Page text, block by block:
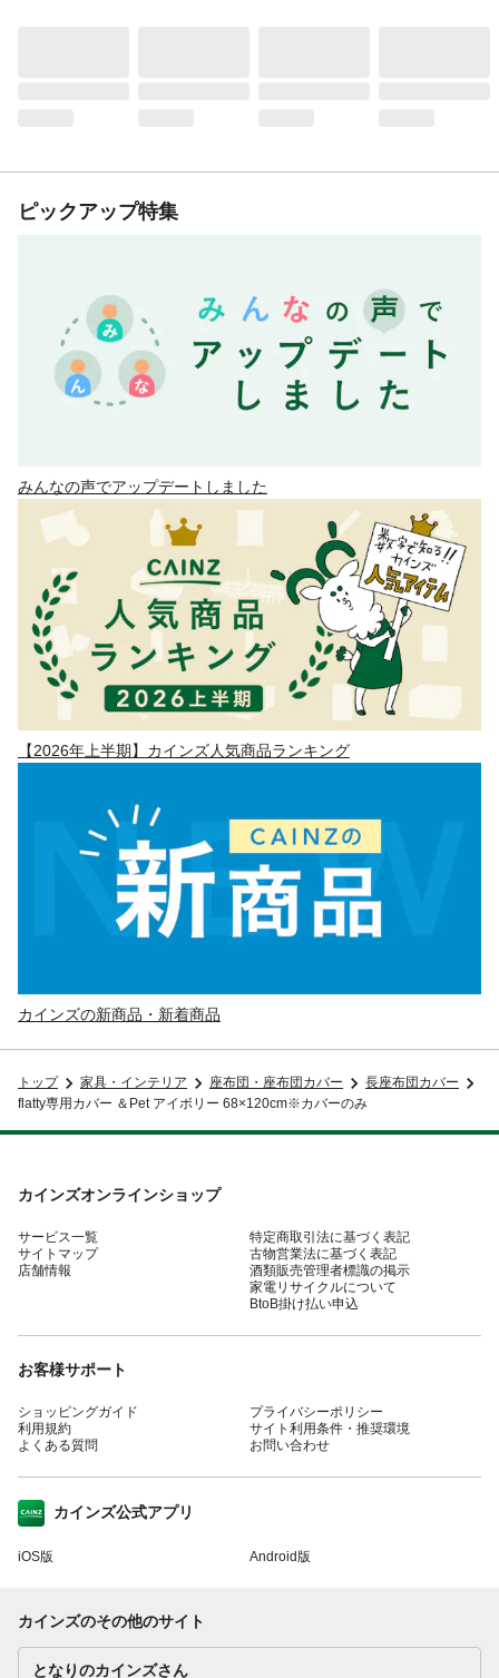
ピックアップ特集
みんなの声でアップデートしました
【2026年上半期】カインズ人気商品ランキング
カインズの新商品・新着商品
トップ 家具・インテリア 座布団・座布団カバー
長座布団カバー
flatty専用カバー ＆Pet アイボリー 68×120cm※カバーのみ
カインズオンラインショップ
サービス一覧
サイトマップ
店舗情報
特定商取引法に基づく表記
古物営業法に基づく表記
酒類販売管理者標識の掲示
家電リサイクルについて
BtoB掛け払い申込
お客様サポート
ショッピングガイド
利用規約
よくある質問
プライバシーポリシー
サイト利用条件・推奨環境
お問い合わせ
カインズ公式アプリ
iOS版 Android版
カインズのその他のサイト
となりのカインズさん